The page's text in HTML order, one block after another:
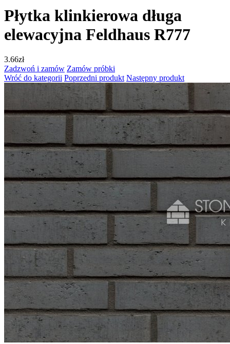
Płytka klinkierowa długa
elewacyjna Feldhaus R777
3.66zł
Zadzwoń i zamów Zamów próbki
Wróć do kategorii Poprzedni produkt Następny produkt